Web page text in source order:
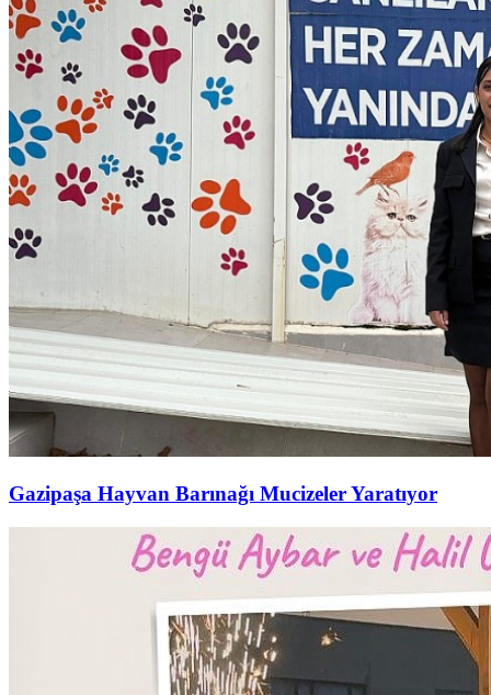
Gazipaşa Hayvan Barınağı Mucizeler Yaratıyor